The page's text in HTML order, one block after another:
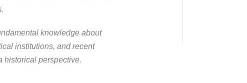
knowledge about
institutions, and recent
historical perspective.